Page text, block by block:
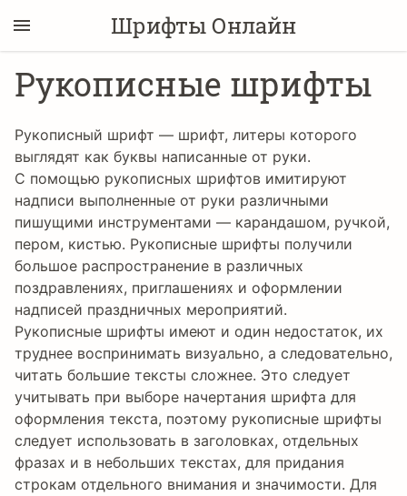
Шрифты Онлайн
Рукописные шрифты
Рукописный шрифт — шрифт, литеры которого
выглядят как буквы написанные от руки.
С помощью рукописных шрифтов имитируют
надписи выполненные от руки различными
пишущими инструментами — карандашом, ручкой,
пером, кистью. Рукописные шрифты получили
большое распространение в различных
поздравлениях, приглашениях и оформлении
надписей праздничных мероприятий.
Рукописные шрифты имеют и один недостаток, их
труднее воспринимать визуально, а следовательно,
читать большие тексты сложнее. Это следует
учитывать при выборе начертания шрифта для
оформления текста, поэтому рукописные шрифты
следует использовать в заголовках, отдельных
фразах и в небольших текстах, для придания
строкам отдельного внимания и значимости. Для